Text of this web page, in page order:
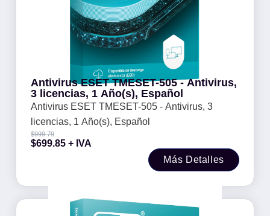
Antivirus ESET TMESET-505 - Antivirus,
3 licencias, 1 Año(s), Español
Antivirus ESET TMESET-505 - Antivirus, 3
licencias, 1 Año(s), Español
$999.79
$699.85 + IVA
Más Detalles